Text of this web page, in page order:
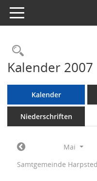
Toggle navigation
Kalender 2007
Kalender
Niederschriften
Mai
Samtgemeinde